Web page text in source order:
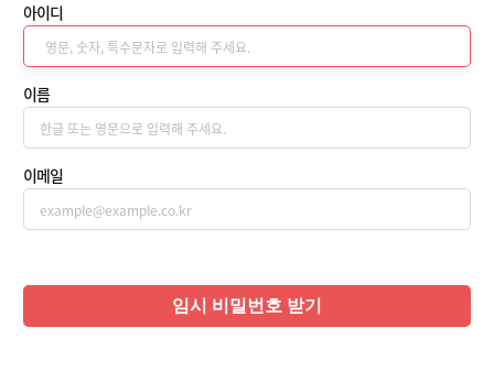
아이디
이름
이메일
임시 비밀번호 받기